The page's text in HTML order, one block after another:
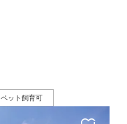
ペット飼育可